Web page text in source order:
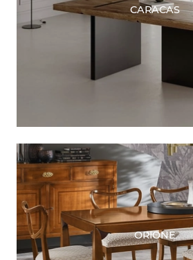
CARACAS
ORIONE